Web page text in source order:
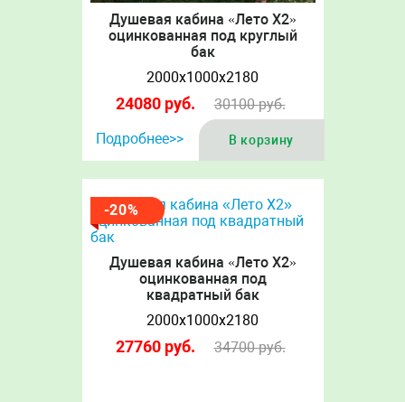
Душевая кабина «Лето Х2»
оцинкованная под круглый
бак
2000х1000х2180
24080 руб. 30100руб.
Подробнее>>
В корзину
-20%
Душевая кабина «Лето Х2»
оцинкованная под
квадратный бак
2000х1000х2180
27760 руб. 34700руб.